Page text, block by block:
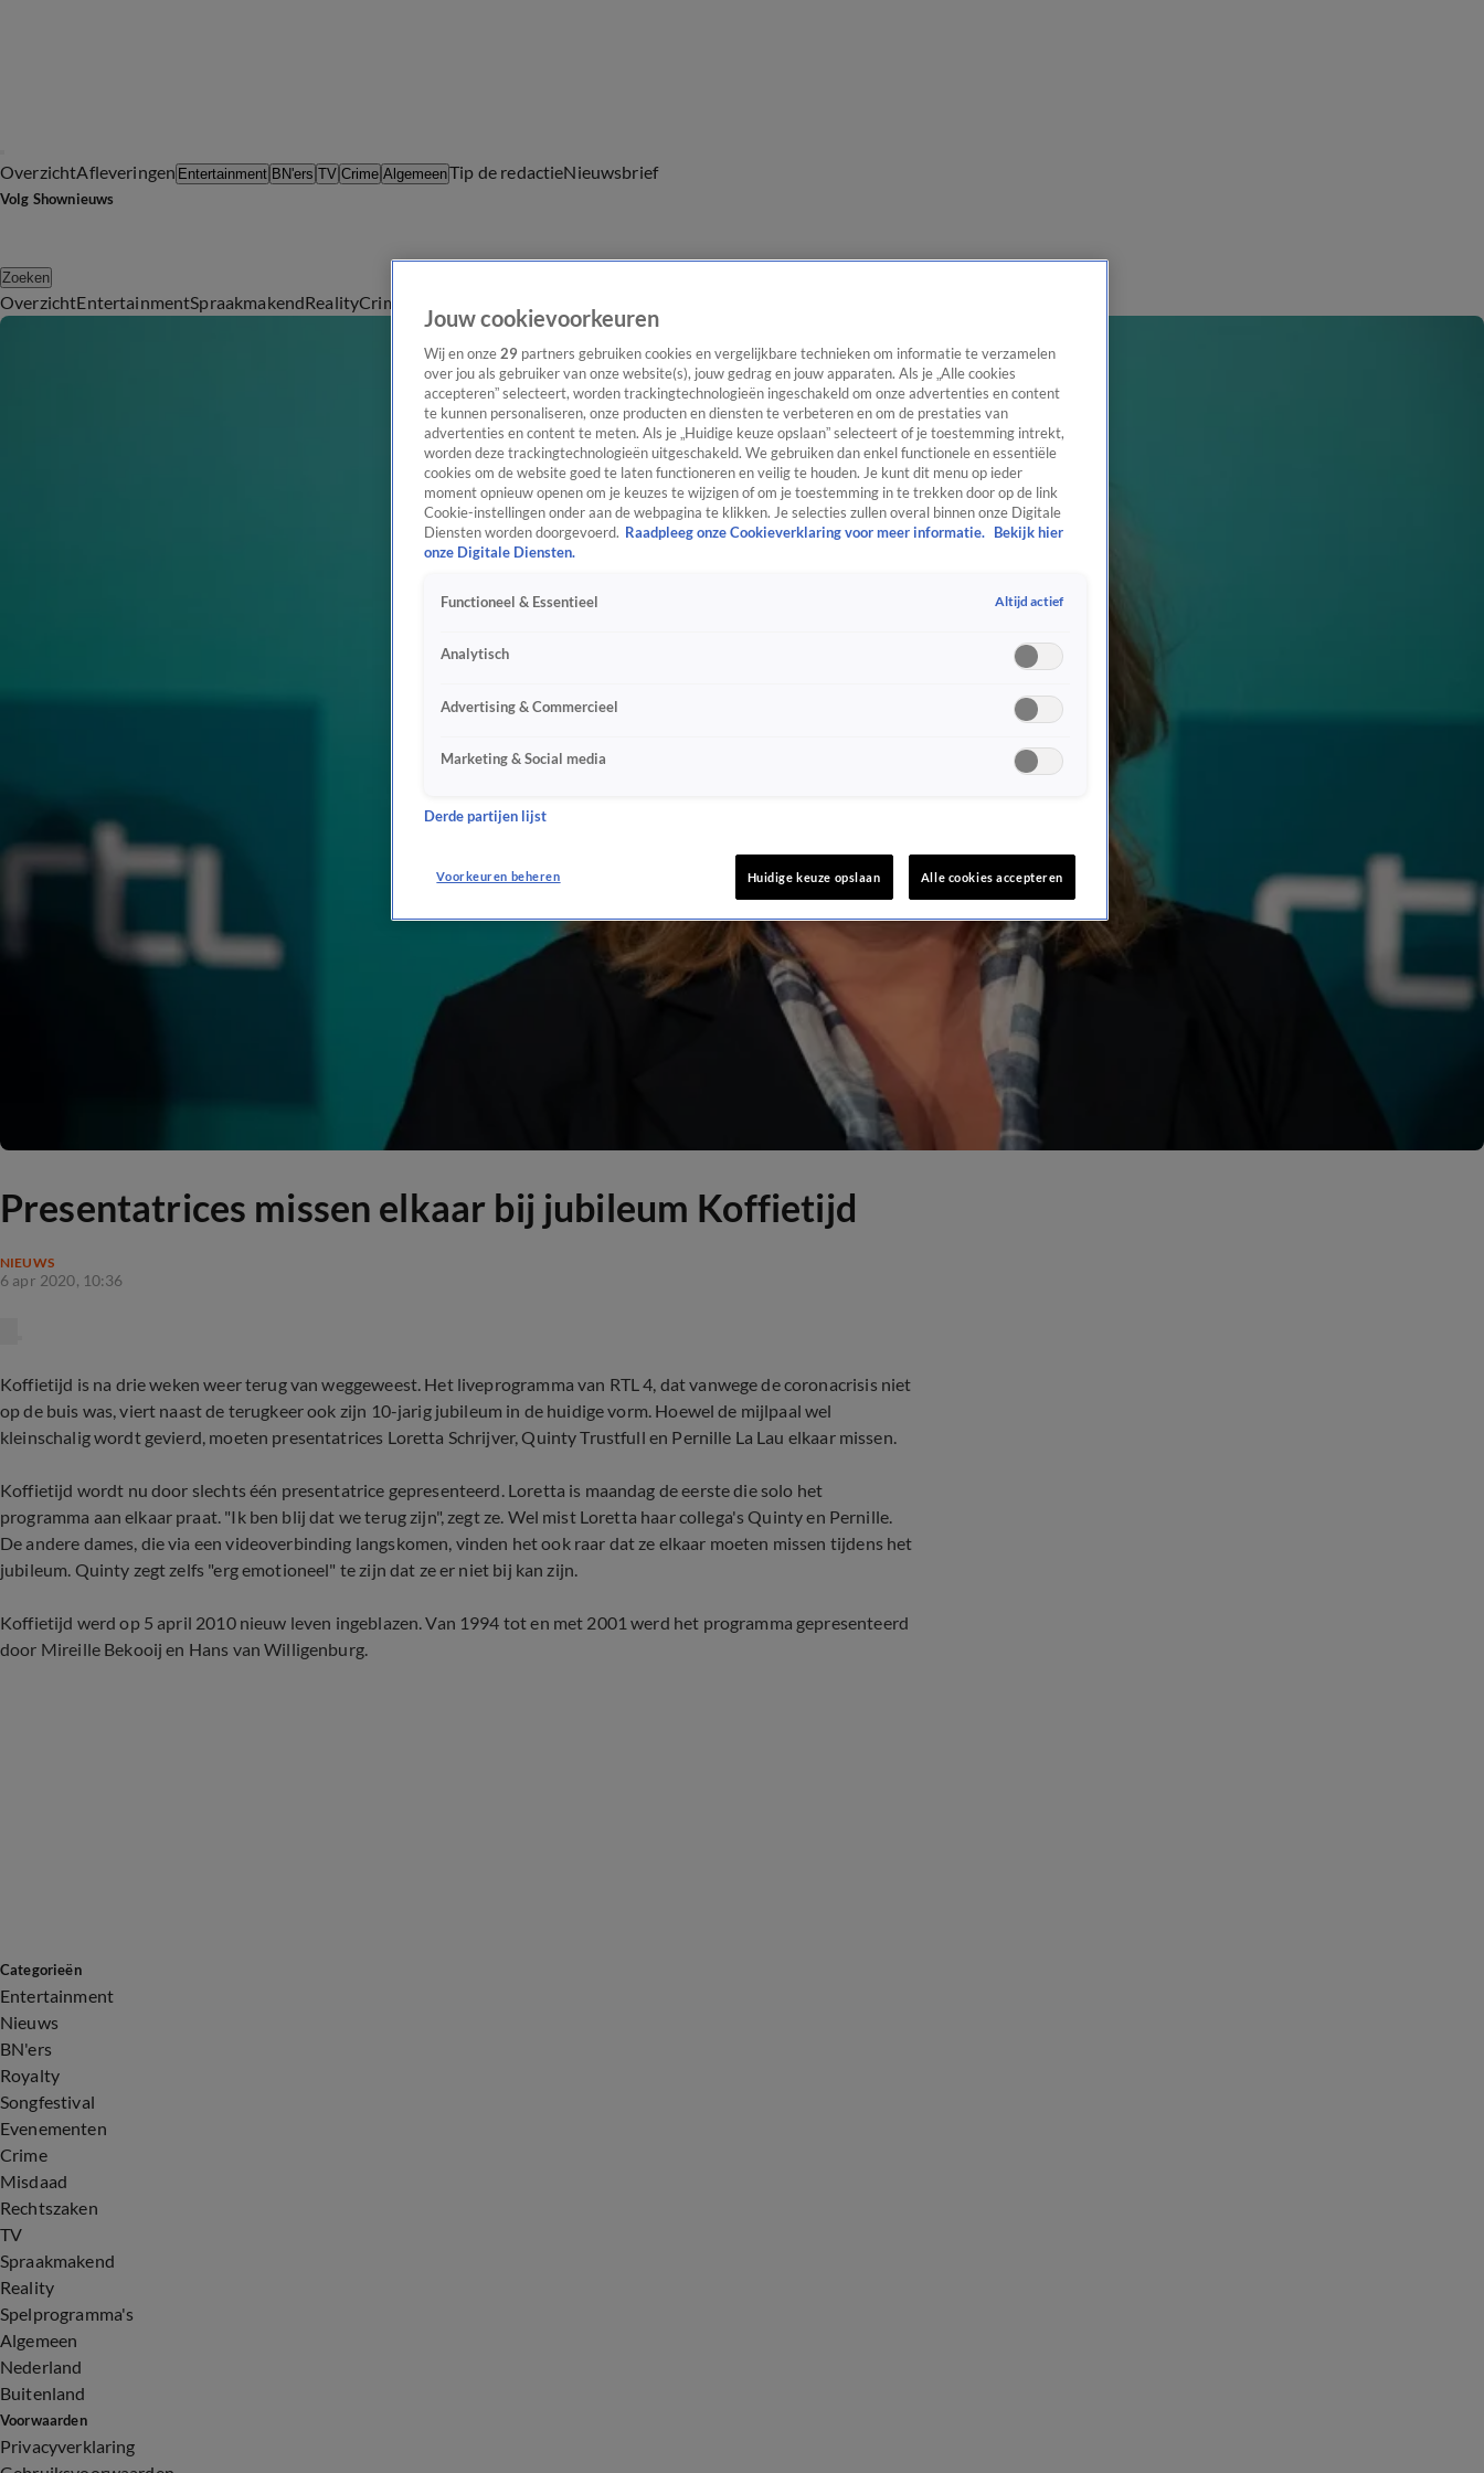
OverzichtAfleveringen Entertainment BN'ers TV Crime AlgemeenTip de redactieNieuwsbrief
Volg Shownieuws
Zoeken
OverzichtEntertainmentSpraakmakendRealityCrime
Presentatrices missen elkaar bij jubileum Koffietijd
NIEUWS
6 apr 2020, 10:36
Koffietijd is na drie weken weer terug van weggeweest. Het liveprogramma van RTL 4, dat vanwege de coronacrisis niet
op de buis was, viert naast de terugkeer ook zijn 10-jarig jubileum in de huidige vorm. Hoewel de mijlpaal wel
kleinschalig wordt gevierd, moeten presentatrices Loretta Schrijver, Quinty Trustfull en Pernille La Lau elkaar missen.
Koffietijd wordt nu door slechts één presentatrice gepresenteerd. Loretta is maandag de eerste die solo het
programma aan elkaar praat. "Ik ben blij dat we terug zijn", zegt ze. Wel mist Loretta haar collega's Quinty en Pernille.
De andere dames, die via een videoverbinding langskomen, vinden het ook raar dat ze elkaar moeten missen tijdens het
jubileum. Quinty zegt zelfs "erg emotioneel" te zijn dat ze er niet bij kan zijn.
Koffietijd werd op 5 april 2010 nieuw leven ingeblazen. Van 1994 tot en met 2001 werd het programma gepresenteerd
door Mireille Bekooij en Hans van Willigenburg.
Categorieën
Entertainment
Nieuws
BN'ers
Royalty
Songfestival
Evenementen
Crime
Misdaad
Rechtszaken
TV
Spraakmakend
Reality
Spelprogramma's
Algemeen
Nederland
Buitenland
Voorwaarden
Privacyverklaring
Jouw cookievoorkeuren
Wij en onze 29 partners gebruiken cookies en vergelijkbare technieken om informatie te verzamelen
over jou als gebruiker van onze website(s), jouw gedrag en jouw apparaten. Als je „Alle cookies
accepteren” selecteert, worden trackingtechnologieën ingeschakeld om onze advertenties en content
te kunnen personaliseren, onze producten en diensten te verbeteren en om de prestaties van
advertenties en content te meten. Als je „Huidige keuze opslaan” selecteert of je toestemming intrekt,
worden deze trackingtechnologieën uitgeschakeld. We gebruiken dan enkel functionele en essentiële
cookies om de website goed te laten functioneren en veilig te houden. Je kunt dit menu op ieder
moment opnieuw openen om je keuzes te wijzigen of om je toestemming in te trekken door op de link
Cookie-instellingen onder aan de webpagina te klikken. Je selecties zullen overal binnen onze Digitale
Diensten worden doorgevoerd. Raadpleeg onze Cookieverklaring voor meer informatie. Bekijk hier
onze Digitale Diensten.
Functioneel & Essentieel Altijd actief
Analytisch
Advertising & Commercieel
Marketing & Social media
Derde partijen lijst
Voorkeuren beheren Huidige keuze opslaan Alle cookies accepteren